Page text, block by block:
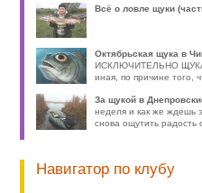
Всё о ловле щуки
Октябрьская щука в
ИСКЛЮЧИТЕЛЬНО ЩУКА,
иная, по причине того,
За щукой в
неделя и как же ждешь
снова ощутить радость
Навигатор по клубу